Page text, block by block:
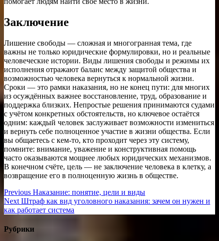
Заключение
Лишение свободы — сложная и многогранная тема, где
важны не только юридические формулировки, но и реальные
человеческие истории. Виды лишения свободы и режимы их
исполнения отражают баланс между защитой общества и
возможностью человека вернуться к нормальной жизни.
Сроки — это рамки наказания, но не конец пути: для многих
из осуждённых важнее восстановление, труд, образование и
поддержка близких. Непростые решения принимаются судами
с учётом конкретных обстоятельств, но ключевое остаётся
одним: каждый человек заслуживает возможности измениться
и вернуть себе полноценное участие в жизни общества. Если
вы общаетесь с кем-то, кто проходит через эту систему,
помните: внимание, уважение и конструктивная помощь
часто оказываются мощнее любых юридических механизмов.
В конечном счёте, цель — не заключение человека в клетку, а
возвращение его в полноценную жизнь в обществе.
Навигация
по
Previous Previous
post:
Наказание: понятие, цели и виды
Next Next
post:
Штраф как вид уголовного наказания: зачем он нужен и
как работает система
Рубрики